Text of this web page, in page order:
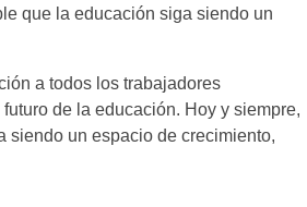
que la educación siga siendo un
a todos los trabajadores
de la educación. Hoy y siempre,
siendo un espacio de crecimiento,